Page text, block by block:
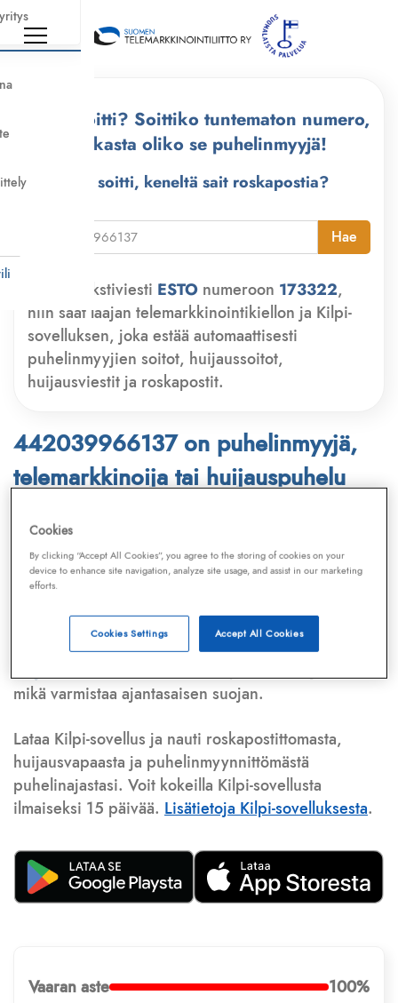
Kuka soitti? Soittiko tuntematon numero,
tarkasta oliko se puhelinmyyjä!
Kuka soitti, keneltä sait roskapostia?
Hae
Lähetä tekstiviesti ESTO numeroon 173322,
niin saat laajan telemarkkinointikiellon ja Kilpi-
sovelluksen, joka estää automaattisesti
puhelinmyyjien soitot, huijaussoitot,
huijausviestit ja roskapostit.
442039966137 on puhelinmyyjä,
telemarkkinoija tai huijauspuhelu
Puhelinnumero
Telemarkkinointiliiton jaKilpi-sovelluksen
tietokannasta, joka kattaa satoja tuhansia
Lisäksi tunnistamme automaattisesti, jos kyseessä on
puhelinhuijarin numero, sähköpostiosoitetai
huijausviesti. Tietokantaamme päivitetään jatkuvasti,
mikä varmistaa ajantasaisen suojan.
Lataa Kilpi-sovellus ja nauti roskapostittomasta,
huijausvapaasta ja puhelinmyynnittömästä
puhelinajastasi. Voit kokeilla Kilpi-sovellusta
ilmaiseksi 15 päivää. Lisätietoja Kilpi-sovelluksesta.
Vaaran aste 100%
Cookies
By clicking “Accept All Cookies”, you agree to the storing of cookies on your
device to enhance site navigation, analyze site usage, and assist in our marketing
efforts.
Accept All Cookies
Cookies Settings